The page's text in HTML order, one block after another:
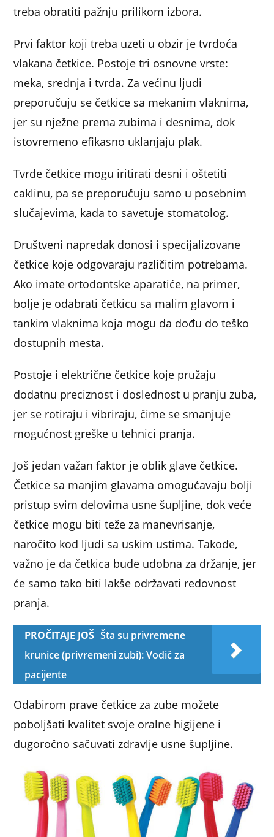
treba obratiti pažnju prilikom izbora.
Prvi faktor koji treba uzeti u obzir je tvrdoća
vlakana četkice. Postoje tri osnovne vrste:
meka, srednja i tvrda. Za većinu ljudi
preporučuju se četkice sa mekanim vlaknima,
jer su nježne prema zubima i desnima, dok
istovremeno efikasno uklanjaju plak.
Tvrde četkice mogu iritirati desni i oštetiti
caklinu, pa se preporučuju samo u posebnim
slučajevima, kada to savetuje stomatolog.
Društveni napredak donosi i specijalizovane
četkice koje odgovaraju različitim potrebama.
Ako imate ortodontske aparatiće, na primer,
bolje je odabrati četkicu sa malim glavom i
tankim vlaknima koja mogu da dođu do teško
dostupnih mesta.
Postoje i električne četkice koje pružaju
dodatnu preciznost i doslednost u pranju zuba,
jer se rotiraju i vibriraju, čime se smanjuje
mogućnost greške u tehnici pranja.
Još jedan važan faktor je oblik glave četkice.
Četkice sa manjim glavama omogućavaju bolji
pristup svim delovima usne šupljine, dok veće
četkice mogu biti teže za manevrisanje,
naročito kod ljudi sa uskim ustima. Takođe,
važno je da četkica bude udobna za držanje, jer
će samo tako biti lakše održavati redovnost
pranja.
PROČITAJE JOŠ Šta su privremene
krunice (privremeni zubi): Vodič za
pacijente
Odabirom prave četkice za zube možete
poboljšati kvalitet svoje oralne higijene i
dugoročno sačuvati zdravlje usne šupljine.